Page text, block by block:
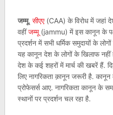
जम्मू. सीएए(CAA) के विरोध में जहां
वहींजम्मू(jammu) में इस कानून के
प्रदर्शन में सभी धर्मिक समुदायों के
यह कानून देश के लोगों के खिलाफ नहीं
देश के कई शहरों में मार्च की खबरें हैं.
लिए नागरिकता क़ानून जरूरी है.
प्रोफेसर्स आए. नागरिकता कानून के
स्थानों पर प्रदर्शन चल रहा है.